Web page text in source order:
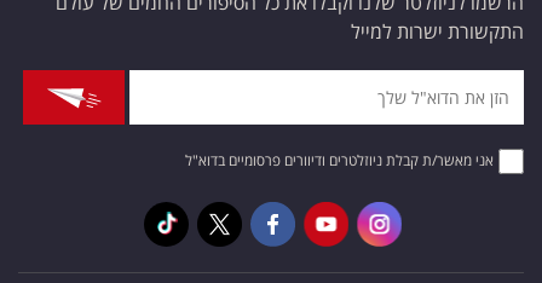
התקשורת ישרות למייל
אני מאשר/ת קבלת ניוזלטרים ודיוורים פרסומיים בדוא"ל